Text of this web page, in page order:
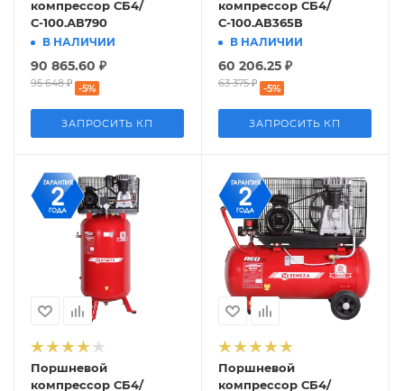
компрессор СБ4/
С-100.АВ790
В НАЛИЧИИ
90 865.60 ₽
95 648₽ -5%
ЗАПРОСИТЬ КП
компрессор СБ4/
С-100.АВ365В
В НАЛИЧИИ
60 206.25 ₽
63 375₽ -5%
ЗАПРОСИТЬ КП
Поршневой
компрессор СБ4/
Поршневой
компрессор СБ4/